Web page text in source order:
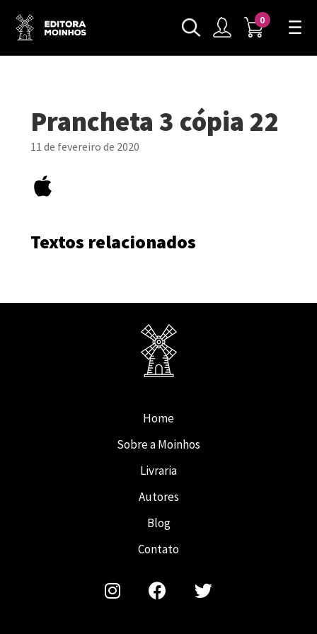
0
Prancheta 3 cópia 22
11 de fevereiro de 2020
Textos relacionados
Home
Sobre a Moinhos
Livraria
Autores
Blog
Contato